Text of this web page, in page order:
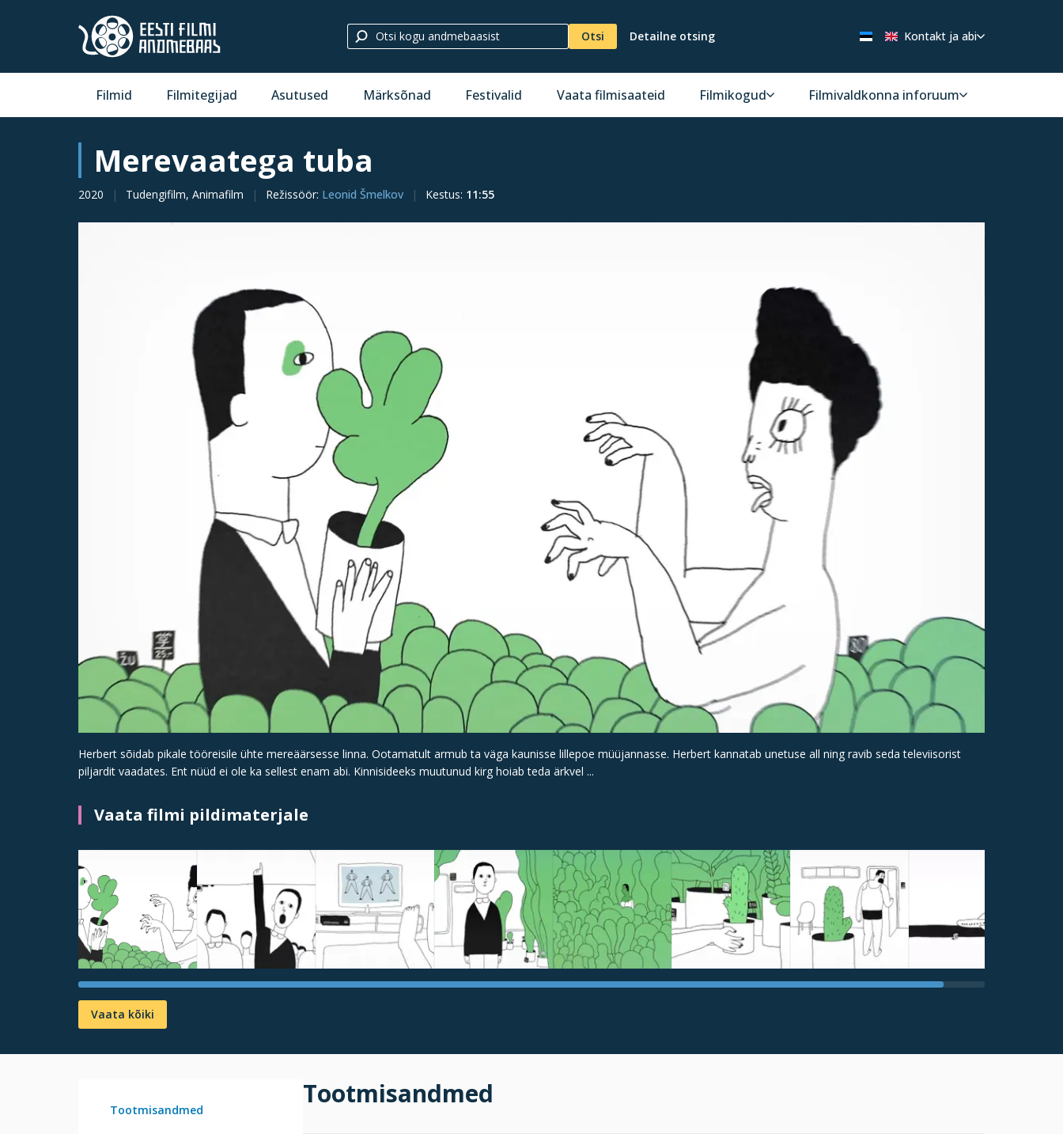
Otsi Detailne otsing Kontakt ja abi
Filmid Filmitegijad Asutused Märksõnad Festivalid Vaata filmisaateid Filmikogud Filmivaldkonna inforuum
Merevaatega tuba
2020 Tudengifilm, Animafilm Režissöör: Leonid Šmelkov Kestus: 11:55
Herbert sõidab pikale tööreisile ühte mereäärsesse linna. Ootamatult armub ta väga kaunisse lillepoe müüjannasse. Herbert kannatab unetuse all ning ravib seda televiisorist
piljardit vaadates. Ent nüüd ei ole ka sellest enam abi. Kinnisideeks muutunud kirg hoiab teda ärkvel ...
Vaata filmi pildimaterjale
Vaata kõiki
Tootmisandmed
Tootmisandmed